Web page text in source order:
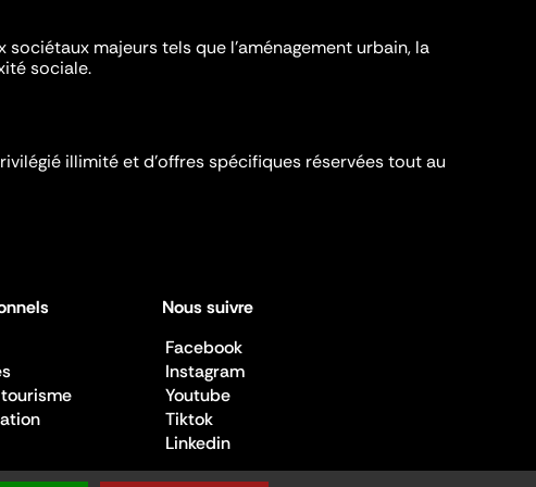
majeurs tels que l'aménagement urbain, la
sociale.
illimité et d’offres spécifiques réservées tout au
Nous suivre
Facebook
Instagram
Youtube
Tiktok
Linkedin